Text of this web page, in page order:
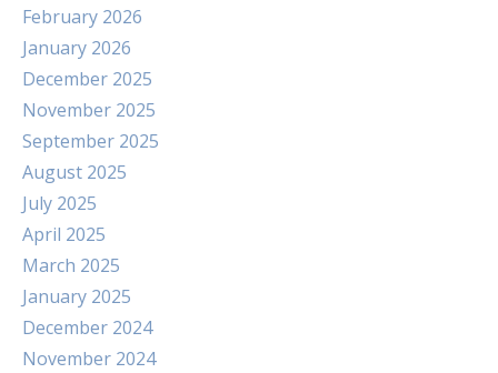
February 2026
January 2026
December 2025
November 2025
September 2025
August 2025
July 2025
April 2025
March 2025
January 2025
December 2024
November 2024